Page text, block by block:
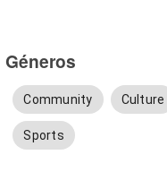
Géneros
Community Culture
Sports